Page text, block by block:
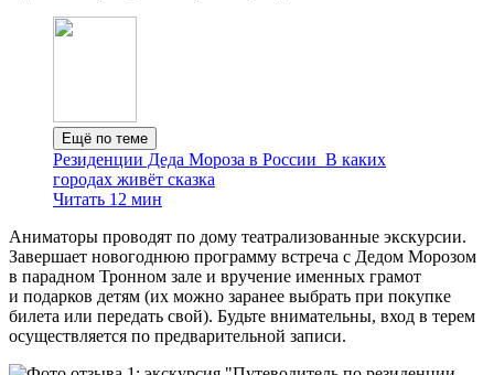
Ещё по теме
Резиденции Деда Мороза в России В каких
городах живёт сказка
Читать 12 мин
Аниматоры проводят по дому театрализованные экскурсии.
Завершает новогоднюю программу встреча с Дедом Морозом
в парадном Тронном зале и вручение именных грамот
и подарков детям (их можно заранее выбрать при покупке
билета или передать свой). Будьте внимательны, вход в терем
осуществляется по предварительной записи.